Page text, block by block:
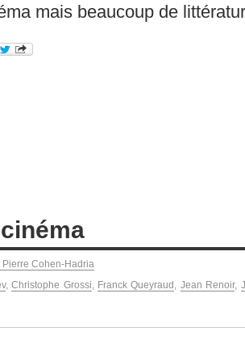
mais beaucoup de
Pierre Cohen-Hadria
,Christophe Grossi, Franck Queyraud , Jean Renoir,